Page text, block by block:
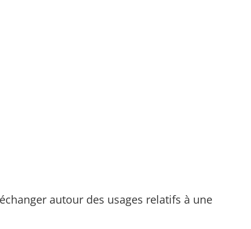
autour des usages relatifs à une